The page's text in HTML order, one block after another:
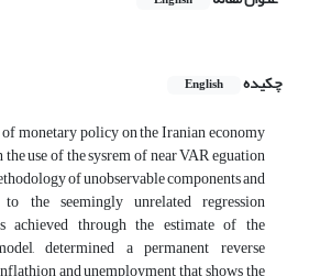
چکیده English
monetary policy on the Iranian economy
use of the sysrem of near VAR eguation
of unobservable components and
the seemingly unrelated regression
achieved through the estimate of the
determined a permanent reverse